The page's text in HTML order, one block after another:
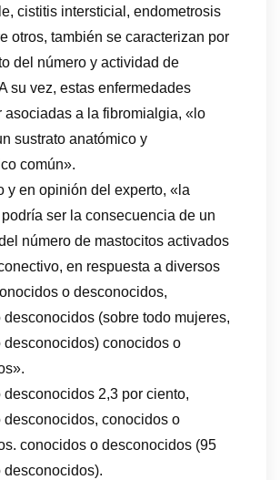
cistitis intersticial, endometrosis
otros, también se caracterizan por
del número y actividad de
su vez, estas enfermedades
asociadas a la fibromialgia, «lo
sustrato anatómico y
común».
y en opinión del experto, «la
ser la consecuencia de un
número de mastocitos activados
en respuesta a diversos
o desconocidos,
(sobre todo mujeres,
desconocidos) conocidos o
2,3 por ciento,
desconocidos, conocidos o
conocidos o desconocidos (95